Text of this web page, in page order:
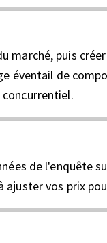
marché, puis
éventail de
de l'enquête
ajuster vos prix